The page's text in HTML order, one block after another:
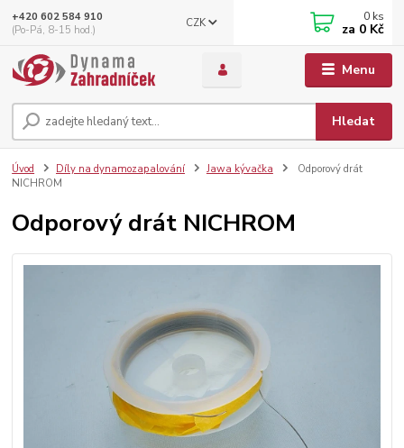
Menu
CZK
Hledat
+420 602 584 910
(Po-Pá, 8-15 hod.)
0 ks
za 0 Kč
Úvod Díly na dynamozapalování Jawa kývačka
Odporový drát
NICHROM
Odporový drát NICHROM